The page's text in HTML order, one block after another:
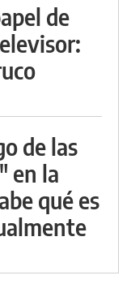
de
de las
en la
qué es